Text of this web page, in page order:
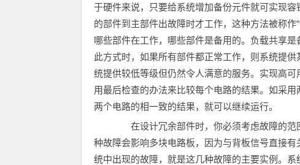
于硬件来说，只要给系统增加备份元件就可实现
的部件到主部件出故障时才工作，这种方法被称作
哪些部件在工作，哪些部件是备用的。负载共享
此方式时，如果所有部件都正常工作，则系统提
统提供较低等级但仍然令人满意的服务。实现高
用最后检查的办法来比较每个电路的结果。如采
两个电路的相一致的结果，就可以继续运行。
在设计冗余部件时，你必须考虑故障的范
种故障会影响多块电路板，因为与背板信号直接
统中出现的故障，就是这几种故障的主要实例。